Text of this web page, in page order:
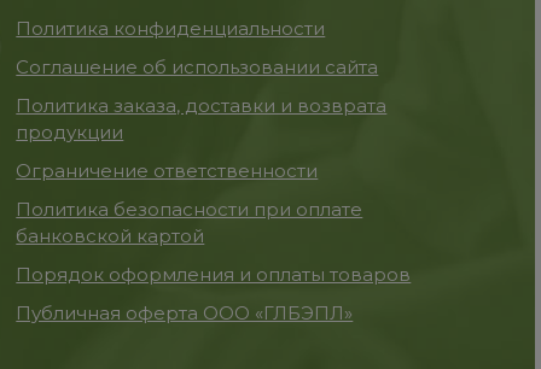
Политика конфиденциальности
Соглашение об использовании сайта
Политика заказа, доставки и возврата
продукции
Ограничение ответственности
Политика безопасности при оплате
банковской картой
Порядок оформления и оплаты товаров
Публичная оферта ООО «ГЛБЭПЛ»